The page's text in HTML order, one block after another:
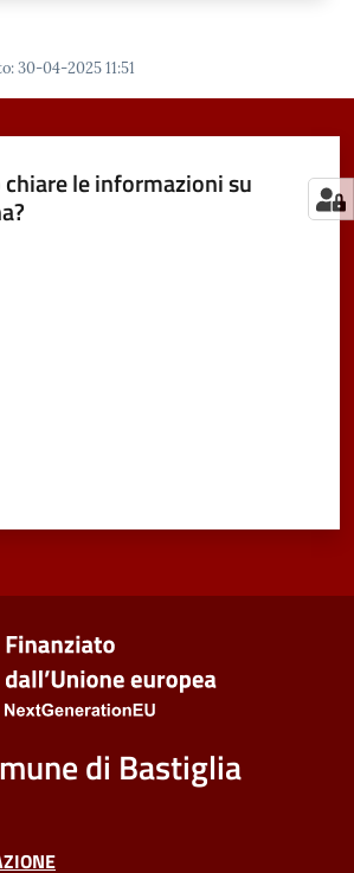
:30-04-2025 11:51
le informazioni su
di Bastiglia